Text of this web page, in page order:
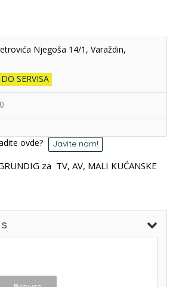
Njegoša 14/1, Varaždin,
SERVISA
ovde? Javite nam!
za TV, AV, MALI KUĆANSKE